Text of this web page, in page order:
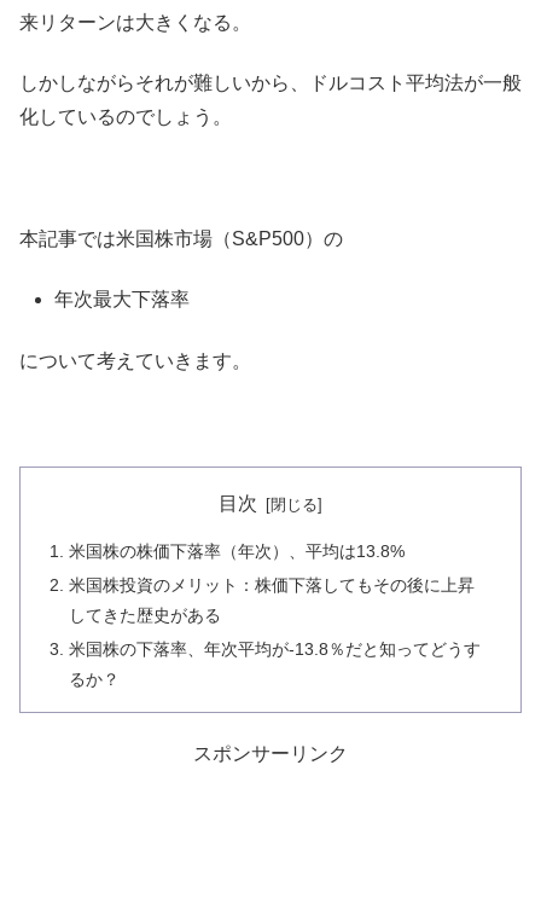
来リターンは大きくなる。
しかしながらそれが難しいから、ドルコスト平均法が一般
化しているのでしょう。
本記事では米国株市場（S&P500）の
年次最大下落率
について考えていきます。
目次
米国株の株価下落率（年次）、平均は13.8%
米国株投資のメリット：株価下落してもその後に上昇
してきた歴史がある
米国株の下落率、年次平均が-13.8％だと知ってどうす
るか？
スポンサーリンク